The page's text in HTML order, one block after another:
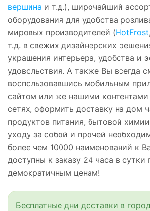
вершина и т.д.), широчайший
оборудования для удобства
мировых производителей (HotFrost,
т.д. в свежих дизайнерских
украшения интерьера, удобства и
удовольствия. А также Вы всегда
воспользовавшись мобильным
сайтом или же нашими контентами
сетях, оформить доставку на дом
продуктов питания, бытовой
уходу за собой и прочей
более чем 10000 наименований к
доступны к заказу 24 часа в сутки
демократичным ценам!
Бесплатные дни доставки в